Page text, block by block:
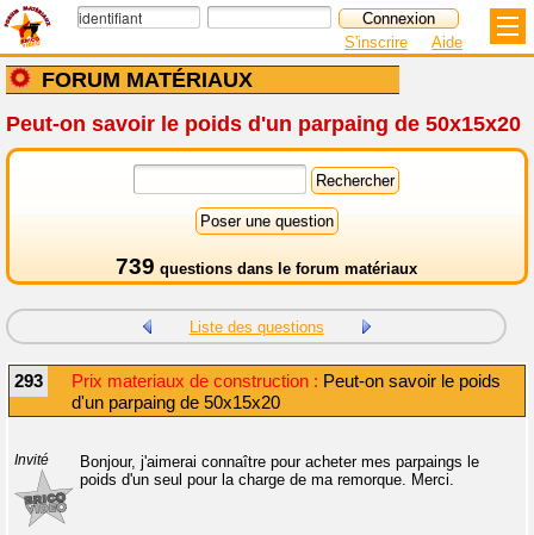
FORUM MATÉRIAUX
S'inscrire Aide
Peut-on savoir le poids d'un parpaing de 50x15x20
739 questions dans le forum matériaux
Liste des questions
293 Prix materiaux de construction : Peut-on savoir le poids
d'un parpaing de 50x15x20
Invité
Bonjour, j'aimerai connaître pour acheter mes parpaings le
poids d'un seul pour la charge de ma remorque. Merci.